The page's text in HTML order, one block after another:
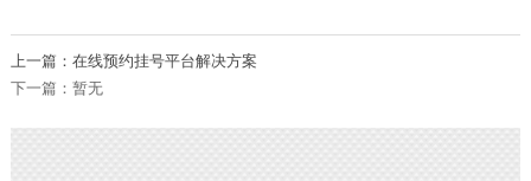
上一篇：在线预约挂号平台解决方案
下一篇：暂无